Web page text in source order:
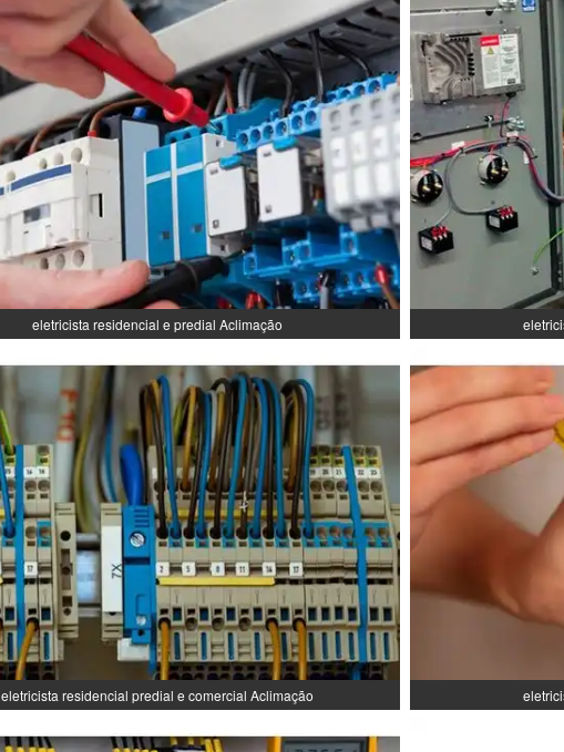
eletricista residencial e predial Aclimação
eletricista residencial predial e comercial Aclimação